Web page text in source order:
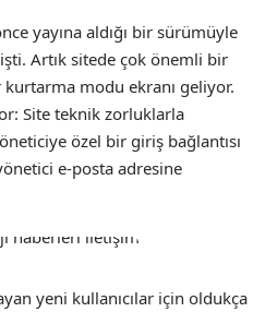
yayına aldığı bir sürümüyle
Artık sitede çok önemli bir
modu ekranı geliyor.
Site teknik zorluklarla
özel bir giriş bağlantısı
e-posta adresine
yeni kullanıcılar için oldukça